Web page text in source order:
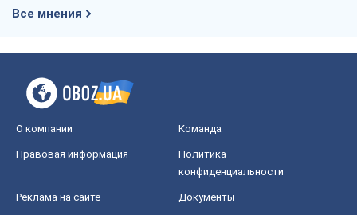
Все мнения
О компании Команда
Правовая информация
Политика
конфиденциальности
Реклама на сайте Документы